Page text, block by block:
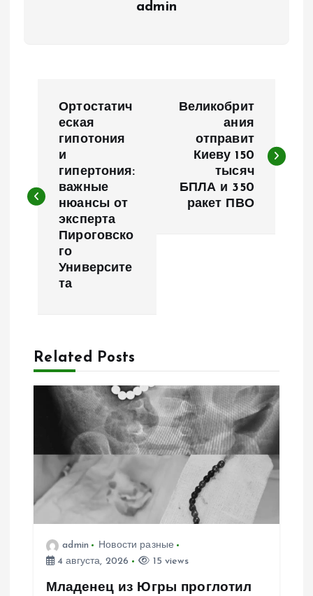
admin
и
я
а
Ортостатич
еская
гипотония
и
гипертония:
важные
нюансы от
эксперта
Пироговско
го
Университе
та
Великобрит
ания
отправит
Киеву 150
тысяч
БПЛА и 350
ракет ПВО
Related Posts
admin
Новости разные
4 августа, 2026
15 views
Младенец из Югры проглотил